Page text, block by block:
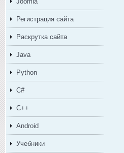
Регистрация сайта
Раскрутка сайта
Java
Python
C#
C++
Android
Учебники